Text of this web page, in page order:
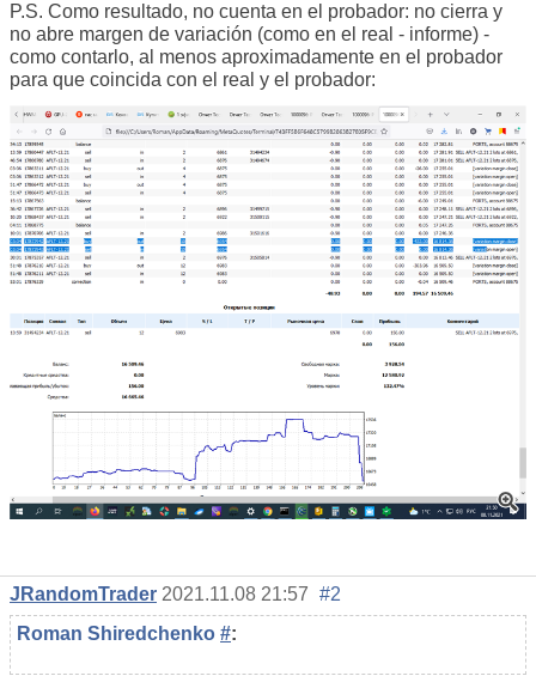
P.S. Como resultado, no cuenta en el probador: no cierra y
no abre margen de variación (como en el real - informe) -
como contarlo, al menos aproximadamente en el probador
para que coincida con el real y el probador:
JRandomTrader 2021.11.08 21:57 #2
Roman Shiredchenko #: